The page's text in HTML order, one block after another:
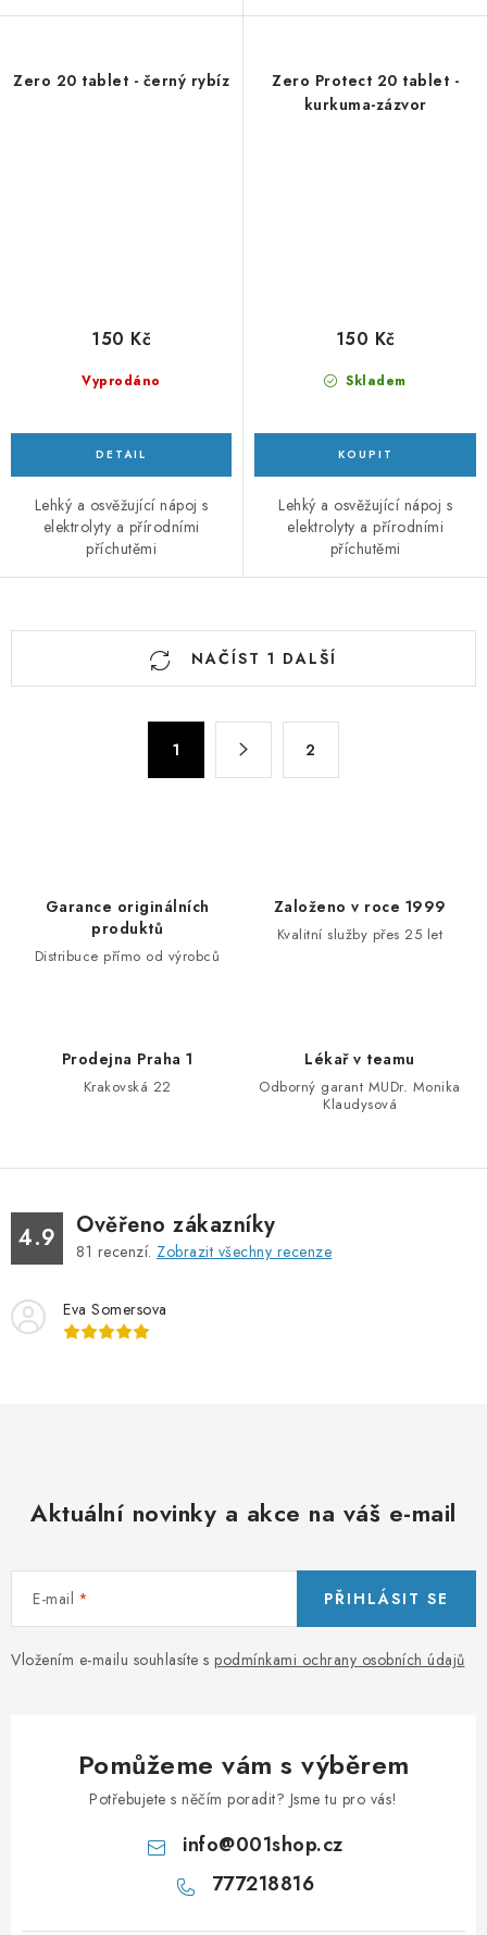
Zero 20 tablet - černý rybíz
Vyprodáno
150 Kč
Lehký a osvěžující nápoj s
elektrolyty a přírodními
příchutěmi
Zero Protect 20 tablet -
kurkuma-zázvor
Skladem
150 Kč
Lehký a osvěžující nápoj s
elektrolyty a přírodními
příchutěmi
NAČÍST 1 DALŠÍ
1 2
Garance originálních
produktů
Distribuce přímo od výrobců
Založeno v roce 1999
Kvalitní služby přes 25 let
Prodejna Praha 1
Krakovská 22
Lékař v teamu
Odborný garant MUDr. Monika
Klaudysová
4.9 Ověřeno zákazníky
81 recenzí. Zobrazit všechny recenze
Eva Somersova
Aktuální novinky a akce na váš e-mail
E-mail
Vložením e-mailu souhlasíte s podmínkami ochrany osobních údajů
PŘIHLÁSIT SE
Pomůžeme vám s výběrem
Potřebujete s něčím poradit? Jsme tu pro vás!
info@001shop.cz
777218816